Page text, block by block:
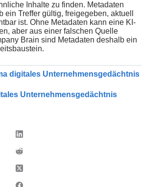
Inhalte zu finden. Metadaten
ein Treffer gültig, freigegeben, aktuell
ist. Ohne Metadaten kann eine KI-
aber aus einer falschen Quelle
Brain sind Metadaten deshalb ein
digitales Unternehmensgedächtnis
Unternehmensgedächtnis